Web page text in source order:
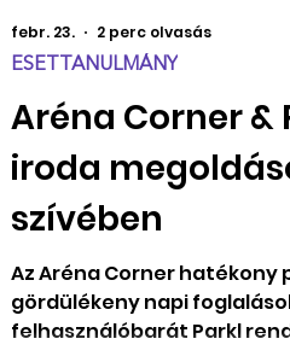
Aréna Corner &
iroda
szívében
Az Aréna Corner
gördülékeny napi
felhasználóbarát Parkl
ESETTANULMÁNY
febr. 23. 2 perc olvasás